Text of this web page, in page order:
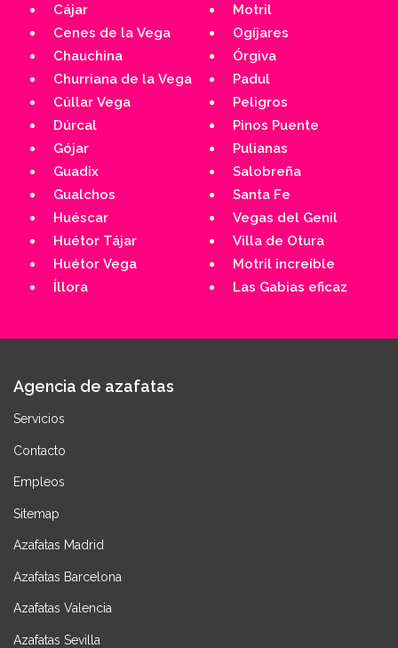
Cájar
Cenes de la Vega
Chauchina
Churriana de la Vega
Cúllar Vega
Dúrcal
Gójar
Guadix
Gualchos
Huéscar
Huétor Tájar
Huétor Vega
Íllora
Motril
Ogíjares
Órgiva
Padul
Peligros
Pinos Puente
Pulianas
Salobreña
Santa Fe
Vegas del Genil
Villa de Otura
Motril increíble
Las Gabias eficaz
Agencia de azafatas
Servicios
Contacto
Empleos
Sitemap
Azafatas Madrid
Azafatas Barcelona
Azafatas Valencia
Azafatas Sevilla